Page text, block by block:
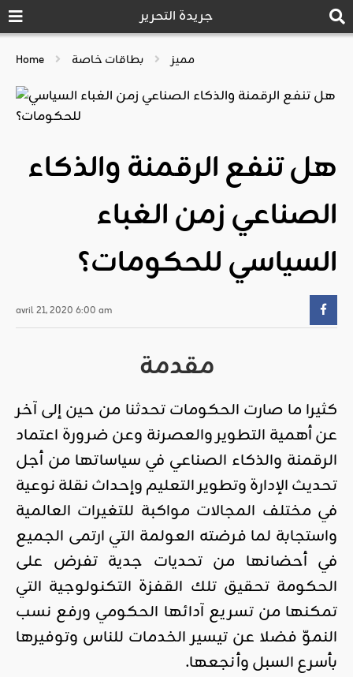
جريدة التحرير
Home مميز بطاقات خاصة
هل تنفع الرقمنة والذكاء
الصناعي زمن الغباء
السياسي للحكومات؟
avril 21, 2020 6:00 am
مقدمة
كثيرا ما صارت الحكومات تحدثنا من حين إلى آخر
عن أهمية التطوير والعصرنة وعن ضرورة اعتماد
الرقمنة والذكاء الصناعي في سياساتها من أجل
تحديث الإدارة وتطوير التعليم وإحداث نقلة نوعية
في مختلف المجالات مواكبة للتغيرات العالمية
واستجابة لما فرضته العولمة التي ارتمى الجميع
في أحضانها من تحديات جدية تفرض على
الحكومة تحقيق تلك القفزة التكنولوجية التي
تمكنها من تسريع آدائها الحكومي ورفع نسب
النموّ فضلا عن تيسير الخدمات للناس وتوفيرها
بأسرع السبل وأنجعها.